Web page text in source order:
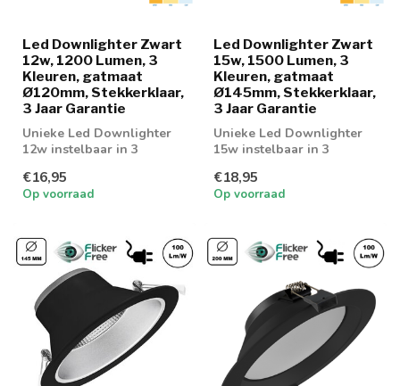
Led Downlighter Zwart
12w, 1200 Lumen, 3
Kleuren, gatmaat
Ø120mm, Stekkerklaar,
3 Jaar Garantie
Unieke Led Downlighter
12w instelbaar in 3
en 6000K
€16,95
Op voorraad
Led Downlighter Zwart
15w, 1500 Lumen, 3
Kleuren, gatmaat
Ø145mm, Stekkerklaar,
3 Jaar Garantie
Unieke Led Downlighter
15w instelbaar in 3
en 6000K
€18,95
Op voorraad